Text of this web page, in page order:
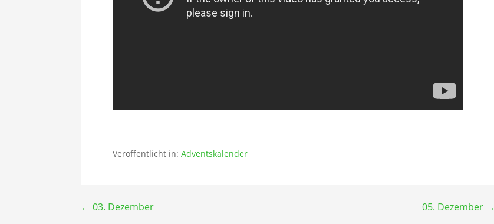
Veröffentlicht in:Adventskalender
Beitragsnavigation
← 03. Dezember 05. Dezember →